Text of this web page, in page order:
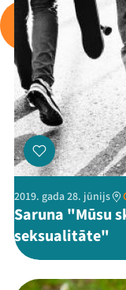
2019. gada 28. jūnijs
Saruna "Mūsu
seksualitāte"